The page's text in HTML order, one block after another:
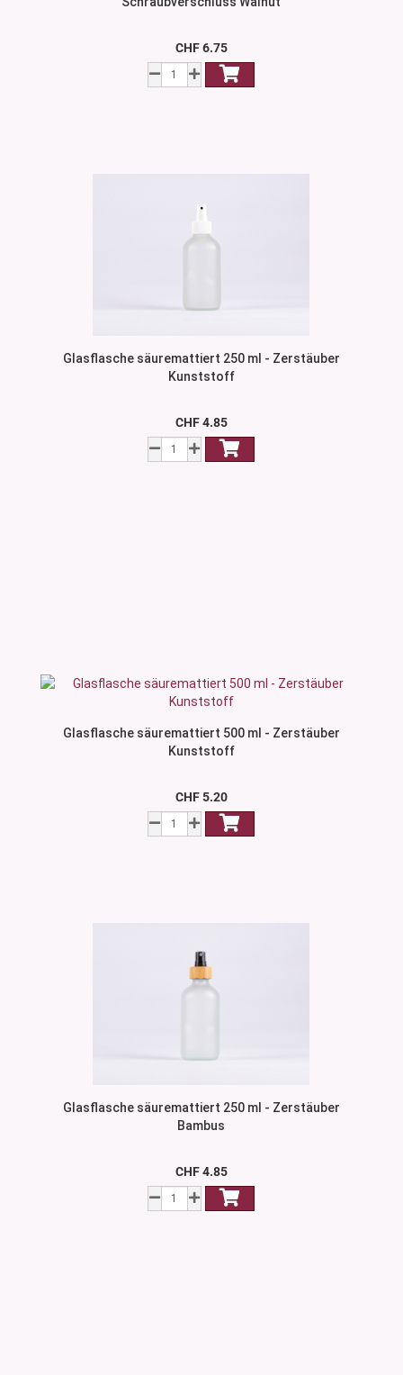
CHF 6.75
Glasflasche säuremattiert 250 ml - Zerstäuber
Kunststoff
CHF 4.85
Glasflasche säuremattiert 500 ml - Zerstäuber
Kunststoff
CHF 5.20
Glasflasche säuremattiert 250 ml - Zerstäuber
Bambus
CHF 4.85